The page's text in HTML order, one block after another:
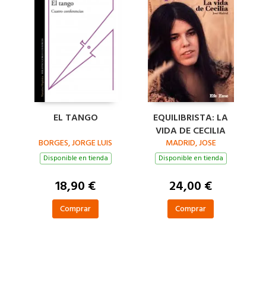
EL TANGO
BORGES, JORGE LUIS
Disponible en tienda
18,90 €
Comprar
EQUILIBRISTA: LA
VIDA DE CECILIA
MADRID, JOSE
Disponible en tienda
24,00 €
Comprar